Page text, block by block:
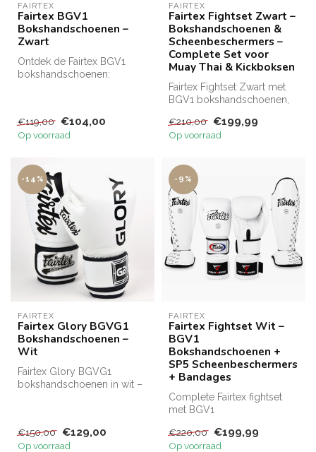
FAIRTEX
Fairtex BGV1
Bokshandschoenen –
Zwart
Ontdek de Fairtex BGV1
bokshandschoenen:
€119,00 €104,00
Op voorraad
FAIRTEX
Fairtex Fightset Zwart –
Bokshandschoenen &
Scheenbeschermers –
Complete Set voor
Muay Thai & Kickboksen
Fairtex Fightset Zwart met
BGV1 bokshandschoenen,
Fight...
€210,00 €199,99
Op voorraad
-14%
FAIRTEX
Fairtex Glory BGVG1
Bokshandschoenen –
Wit
Fairtex Glory BGVG1
bokshandschoenen in wit –
€150,00 €129,00
Op voorraad
-9%
FAIRTEX
Fairtex Fightset Wit –
BGV1
Bokshandschoenen +
SP5 Scheenbeschermers
+ Bandages
Complete Fairtex fightset
met BGV1
scheenbeschermers en Fi...
€220,00 €199,99
Op voorraad